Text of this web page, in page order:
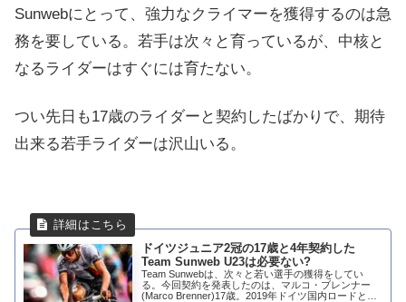
Sunwebにとって、強力なクライマーを獲得するのは急
務を要している。若手は次々と育っているが、中核と
なるライダーはすぐには育たない。
つい先日も17歳のライダーと契約したばかりで、期待
出来る若手ライダーは沢山いる。
ドイツジュニア2冠の17歳と4年契約した
Team Sunweb U23は必要ない?
Team Sunwebは、次々と若い選手の獲得をしてい
る。今回契約を発表したのは、マルコ・ブレンナー
(Marco Brenner)17歳。2019年ドイツ国内ロードとTT